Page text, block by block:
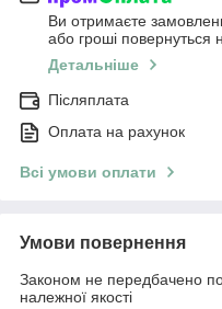
Ви отримаєте
або гроші повернуться
Детальніше
Післяплата
Оплата на рахунок
Всі умови оплати
Умови повернення
Законом не передбачено
належної якості